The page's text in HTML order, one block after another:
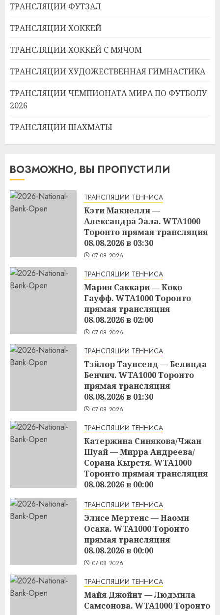
ТРАНСЛЯЦИИ ФУТЗАЛ
ТРАНСЛЯЦИИ ХОККЕЙ
ТРАНСЛЯЦИИ ХОККЕЙ С МЯЧОМ
ТРАНСЛЯЦИИ ХУДОЖЕСТВЕННАЯ ГИМНАСТИКА
ТРАНСЛЯЦИИ ЧЕМПИОНАТА МИРА ПО ФУТБОЛУ
2026
ТРАНСЛЯЦИИ ШАХМАТЫ
ВОЗМОЖНО, ВЫ ПРОПУСТИЛИ
ТРАНСЛЯЦИИ ТЕННИСА
Кэти Макнелли —
Александра Эала. WTA1000
Торонто прямая трансляция
08.08.2026 в 03:30
07.08.2026
ТРАНСЛЯЦИИ ТЕННИСА
Мария Саккари — Коко
Гауфф. WTA1000 Торонто
прямая трансляция
08.08.2026 в 02:00
07.08.2026
ТРАНСЛЯЦИИ ТЕННИСА
Тэйлор Таунсенд — Белинда
Бенчич. WTA1000 Торонто
прямая трансляция
08.08.2026 в 01:30
07.08.2026
ТРАНСЛЯЦИИ ТЕННИСА
Катержина Синякова/Чжан
Шуай — Мирра Андреева/
Сорана Кырстя. WTA1000
Торонто прямая трансляция
08.08.2026 в 00:00
ТРАНСЛЯЦИИ ТЕННИСА
Элисе Мертенс — Наоми
Осака. WTA1000 Торонто
прямая трансляция
08.08.2026 в 00:00
07.08.2026
ТРАНСЛЯЦИИ ТЕННИСА
Майя Джойнт — Людмила
Самсонова. WTA1000 Торонто